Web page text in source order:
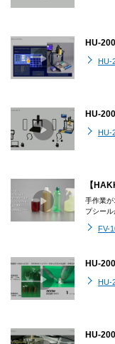
HU-
HU-
HU-
HU-
【
手作業
プシール
FV-
HU-
HU-
HU-